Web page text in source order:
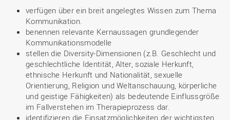
verfügen über ein breit angelegtes Wissen zum Thema
Kommunikation.
benennen relevante Kernaussagen grundlegender
Kommunikationsmodelle
stellen die Diversity-Dimensionen (z.B. Geschlecht und
geschlechtliche Identität, Alter, soziale Herkunft,
ethnische Herkunft und Nationalität, sexuelle
Orientierung, Religion und Weltanschauung, körperliche
und geistige Fähigkeiten) als bedeutende Einflussgröße
im Fallverstehen im Therapieprozess dar.
identifizieren die Einsatzmöglichkeiten der wichtigsten